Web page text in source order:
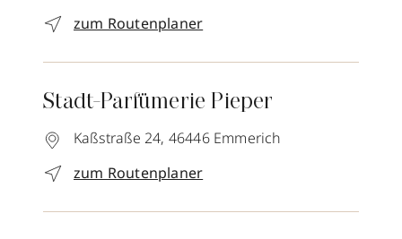
zum Routenplaner
Stadt-Parfümerie Pieper
Kaßstraße 24, 46446 Emmerich
zum Routenplaner